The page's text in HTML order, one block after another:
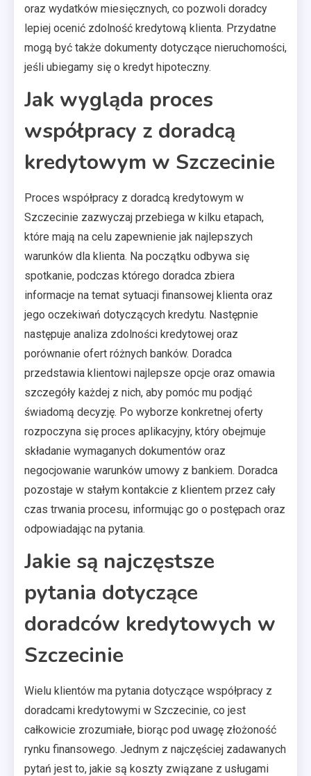
oraz wydatków miesięcznych, co pozwoli doradcy
lepiej ocenić zdolność kredytową klienta. Przydatne
mogą być także dokumenty dotyczące nieruchomości,
jeśli ubiegamy się o kredyt hipoteczny.
Jak wygląda proces
współpracy z doradcą
kredytowym w Szczecinie
Proces współpracy z doradcą kredytowym w
Szczecinie zazwyczaj przebiega w kilku etapach,
które mają na celu zapewnienie jak najlepszych
warunków dla klienta. Na początku odbywa się
spotkanie, podczas którego doradca zbiera
informacje na temat sytuacji finansowej klienta oraz
jego oczekiwań dotyczących kredytu. Następnie
następuje analiza zdolności kredytowej oraz
porównanie ofert różnych banków. Doradca
przedstawia klientowi najlepsze opcje oraz omawia
szczegóły każdej z nich, aby pomóc mu podjąć
świadomą decyzję. Po wyborze konkretnej oferty
rozpoczyna się proces aplikacyjny, który obejmuje
składanie wymaganych dokumentów oraz
negocjowanie warunków umowy z bankiem. Doradca
pozostaje w stałym kontakcie z klientem przez cały
czas trwania procesu, informując go o postępach oraz
odpowiadając na pytania.
Jakie są najczęstsze
pytania dotyczące
doradców kredytowych w
Szczecinie
Wielu klientów ma pytania dotyczące współpracy z
doradcami kredytowymi w Szczecinie, co jest
całkowicie zrozumiałe, biorąc pod uwagę złożoność
rynku finansowego. Jednym z najczęściej zadawanych
pytań jest to, jakie są koszty związane z usługami